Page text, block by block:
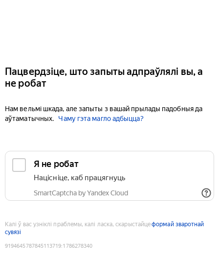
Пацвердзіце, што запыты адпраўлялі вы, а
не робат
Нам вельмі шкада, але запыты з вашай прылады падобныя да
аўтаматычных.
Чаму гэта магло адбыцца?
Я не робат
Націсніце, каб працягнуць
SmartCaptcha by Yandex Cloud
Калі ў вас узніклі праблемы, калі ласка, скарыстайцеформай зваротнай
сувязі
9194645787845113719:1786278340